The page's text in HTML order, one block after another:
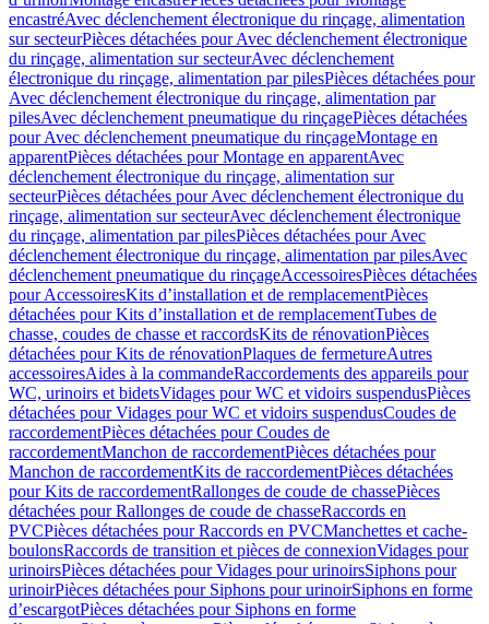
encastréAvec déclenchement électronique du rinçage, alimentation
sur secteurPièces détachées pour Avec déclenchement électronique
du rinçage, alimentation sur secteurAvec déclenchement
électronique du rinçage, alimentation par pilesPièces détachées pour
Avec déclenchement électronique du rinçage, alimentation par
pilesAvec déclenchement pneumatique du rinçagePièces détachées
pour Avec déclenchement pneumatique du rinçageMontage en
apparentPièces détachées pour Montage en apparentAvec
déclenchement électronique du rinçage, alimentation sur
secteurPièces détachées pour Avec déclenchement électronique du
rinçage, alimentation sur secteurAvec déclenchement électronique
du rinçage, alimentation par pilesPièces détachées pour Avec
déclenchement électronique du rinçage, alimentation par pilesAvec
déclenchement pneumatique du rinçageAccessoiresPièces détachées
pour AccessoiresKits d’installation et de remplacementPièces
détachées pour Kits d’installation et de remplacementTubes de
chasse, coudes de chasse et raccordsKits de rénovationPièces
détachées pour Kits de rénovationPlaques de fermetureAutres
accessoiresAides à la commandeRaccordements des appareils pour
WC, urinoirs et bidetsVidages pour WC et vidoirs suspendusPièces
détachées pour Vidages pour WC et vidoirs suspendusCoudes de
raccordementPièces détachées pour Coudes de
raccordementManchon de raccordementPièces détachées pour
Manchon de raccordementKits de raccordementPièces détachées
pour Kits de raccordementRallonges de coude de chassePièces
détachées pour Rallonges de coude de chasseRaccords en
PVCPièces détachées pour Raccords en PVCManchettes et cache-
boulonsRaccords de transition et pièces de connexionVidages pour
urinoirsPièces détachées pour Vidages pour urinoirsSiphons pour
urinoirPièces détachées pour Siphons pour urinoirSiphons en forme
d’escargotPièces détachées pour Siphons en forme